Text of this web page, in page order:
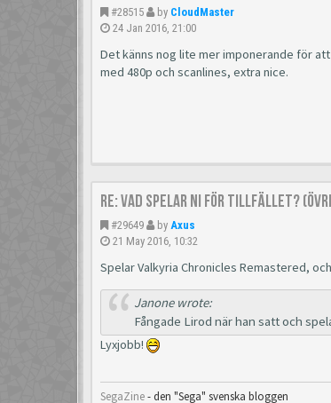
#28515 by CloudMaster
24 Jan 2016, 21:00
Det känns nog lite mer imponerande för
med 480p och scanlines, extra nice.
Re: Vad spelar ni för tillfället?
#29649 by Axus
21 May 2016, 10:32
Spelar Valkyria Chronicles Remastered,
Janone wrote:
Fångade Lirod när han satt och
Lyxjobb!
SegaZine- den "Sega" svenska bloggen